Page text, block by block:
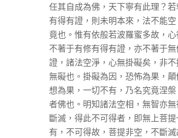
任其自成為佛，天下寧有此理？
有得有證，則未明本來，法不能
竟也。惟有依般若波羅蜜多故，
不著于有修有得有證，亦不著于
證，諸法空淨，心無掛礙矣，非
無礙也。掛礙為因，恐怖為果，
想為果，一切不有，乃名究竟涅
者佛也。明知諸法空相，無智亦
斷滅，得此不可得者，即無上菩
有，不可得故，菩提非空，不斷